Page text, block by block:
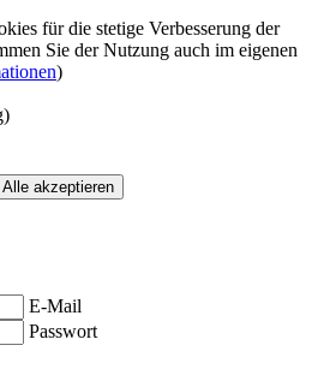
für die stetige Verbesserung der
Sie der Nutzung auch im eigenen
)
Alle akzeptieren
E-Mail
Passwort